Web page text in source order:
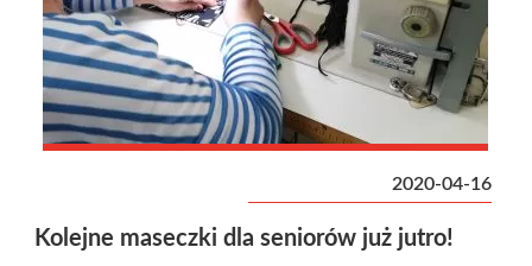
2020-04-16
Kolejne maseczki dla seniorów już jutro!